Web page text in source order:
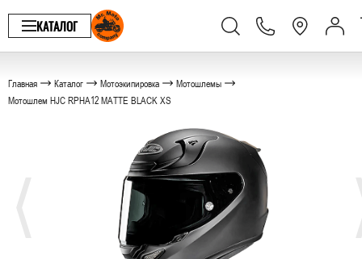
КАТАЛОГ
Главная Каталог Мотоэкипировка
Мотошлемы
Мотошлем HJC RPHA12 MATTE BLACK XS